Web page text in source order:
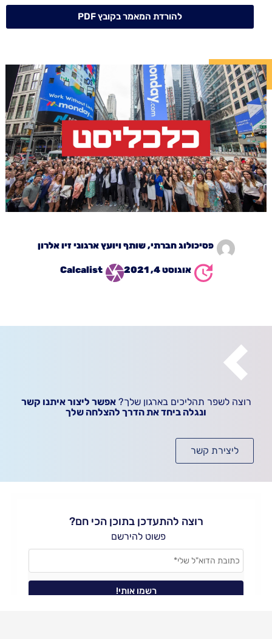
להורדת המאמר בקובץ PDF
פסיכולוג חברתי, שותף ויועץ ארגוניזיו אלרון
אוגוסט 4, 2021 Calcalist
רוצה לשפר תהליכים בארגון שלך?אפשר ליצור איתנו קשר
ונגלה ביחד את הדרך להצלחה שלך
ליצירת קשר